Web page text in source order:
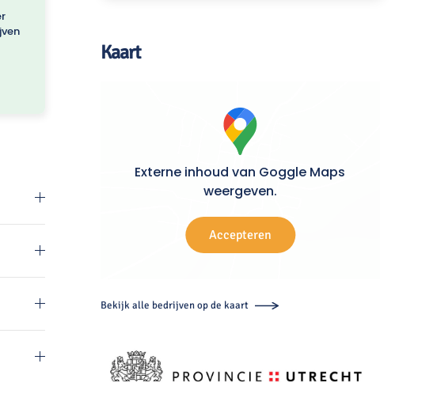
Kaart
Externe inhoud van Goggle Maps
weergeven.
Accepteren
Bekijk alle bedrijven op de kaart